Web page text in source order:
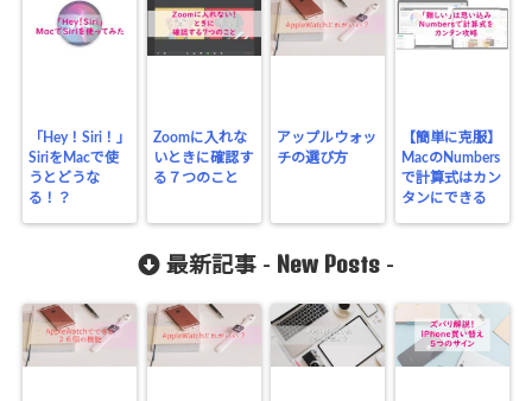
「Hey！Siri！」
SiriをMacで使
うとどうな
る！？
Zoomに入れな
いときに確認す
る７つのこと
アップルウォッ
チの選び方
【簡単に克服】
MacのNumbers
で計算式はカン
タンにできる
最新記事 - New Posts -